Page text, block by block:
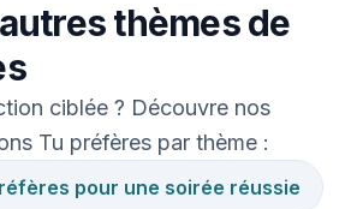
thèmes de
ciblée ? Découvre nos
Tu préfères par thème :
pour une soirée réussie